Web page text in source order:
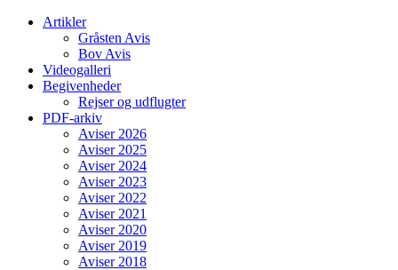
Artikler
Gråsten Avis
Bov Avis
Videogalleri
Begivenheder
Rejser og udflugter
PDF-arkiv
Aviser 2026
Aviser 2025
Aviser 2024
Aviser 2023
Aviser 2022
Aviser 2021
Aviser 2020
Aviser 2019
Aviser 2018